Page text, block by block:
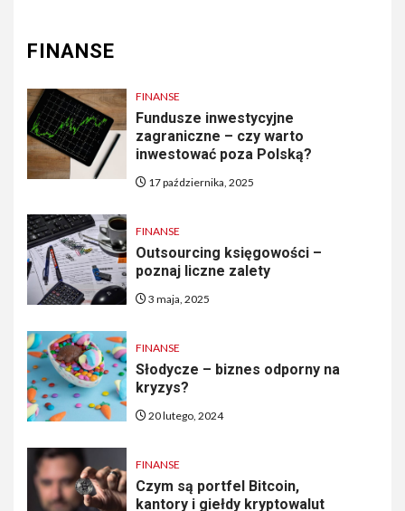
FINANSE
FINANSE
Fundusze inwestycyjne
zagraniczne – czy warto
inwestować poza Polską?
17 października, 2025
FINANSE
Outsourcing księgowości –
poznaj liczne zalety
3 maja, 2025
FINANSE
Słodycze – biznes odporny na
kryzys?
20 lutego, 2024
FINANSE
Czym są portfel Bitcoin,
kantory i giełdy kryptowalut